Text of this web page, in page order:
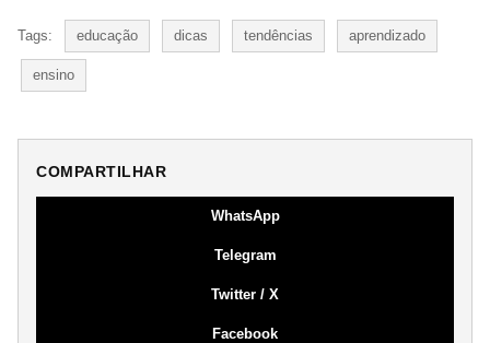
Tags: educação dicas tendências aprendizado
ensino
COMPARTILHAR
WhatsApp
Telegram
Twitter / X
Facebook